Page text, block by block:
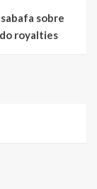
sobre
royalties